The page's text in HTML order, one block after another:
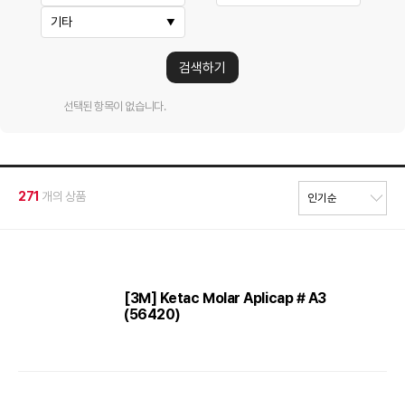
기타
검색하기
선택된 항목이 없습니다.
271 개의 상품
[3M] Ketac Molar Aplicap # A3
(56420)